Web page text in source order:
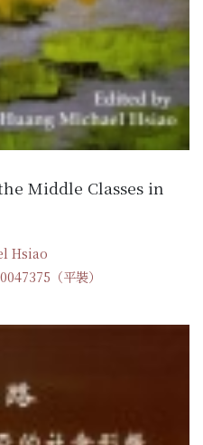
Middle Classes in
Hsiao
（平裝）